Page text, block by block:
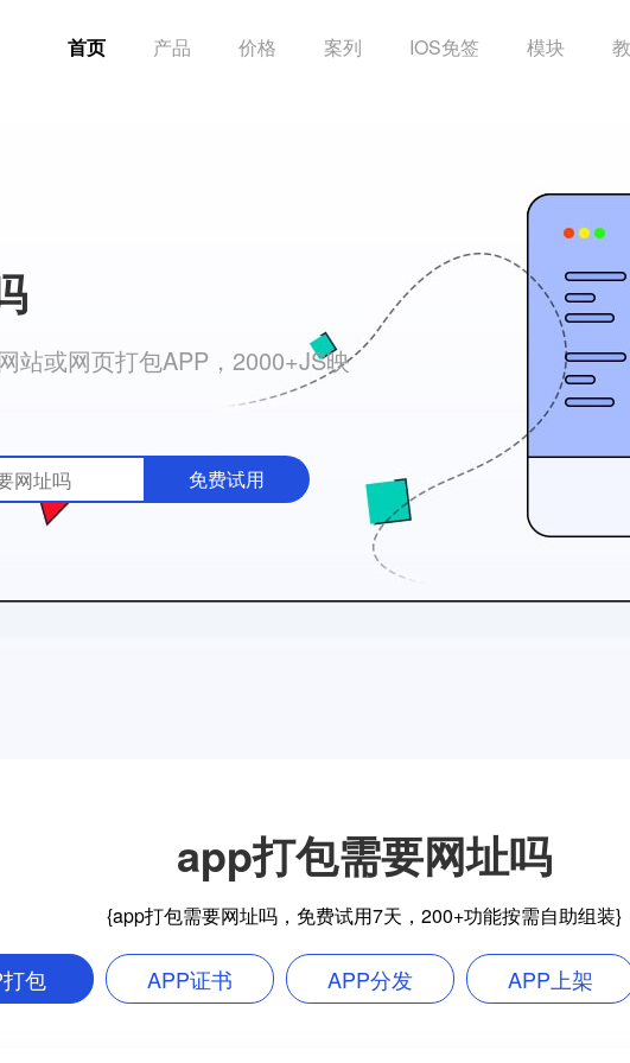
首页 产品 价格 案列 IOS免签 模块
站或网页打包APP，2000+JS映
免费试用
app打包需要网址吗
{app打包需要网址吗，免费试用7天，200+功能按需自助组装}
包 APP证书 APP分发 APP上架